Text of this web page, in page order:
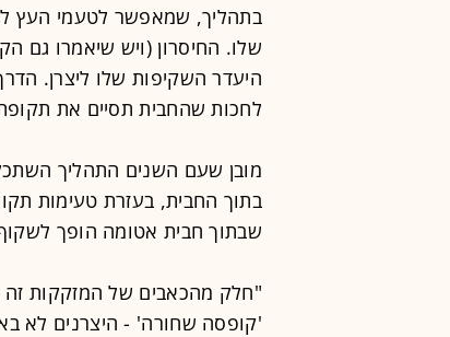
בתהליך, שמאפשר לטעמי העץ
שלו. החיסרון (ויש שיאמרו גם
היעדר השקיפות שלו ליצרן.
לחכות שהחבית תסיים את
מובן שעם השנים התהליך
בתוך החבית, בעזרת טעימות
שבתוך חבית אטומה הופך
"חלק מהכאבים של המזקקות זה
'קופסה שחורה' - היצרנים לא